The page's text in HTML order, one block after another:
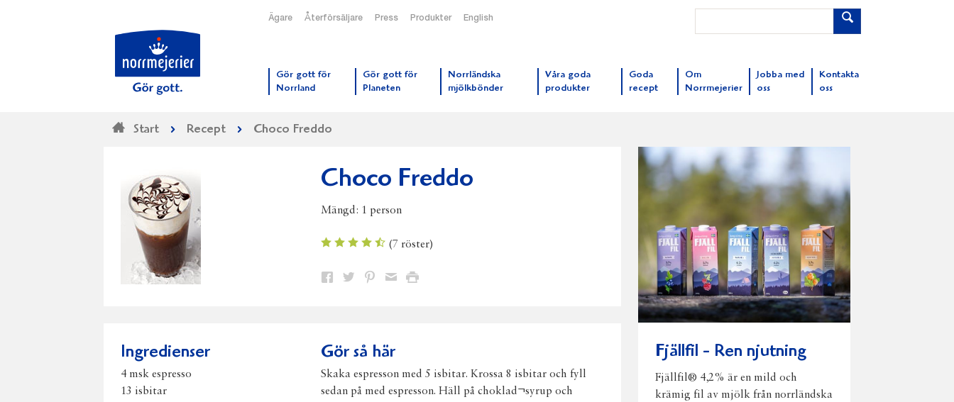
Ägare Återförsäljare Press Produkter English
Gör gott för
Norrland
Gör gott för
Planeten
Norrländska
mjölkbönder
Våra goda
produkter
Goda
recept
Om
Norrmejerier
Jobba med
oss
Kontakta
oss
Start Recept Choco Freddo
Choco Freddo
Mängd: 1 person
(7 röster)
Dela Dela Dela DelaSkriv
Ingredienser
4 msk espresso
13 isbitar
Gör så här
Skaka espresson med 5 isbitar. Krossa 8 isbitar och fyll
sedan på med espresson. Häll på choklad¬syrup och
Fjällfil - Ren njutning
Fjällfil® 4,2% är en mild och
krämig fil av mjölk från norrländska